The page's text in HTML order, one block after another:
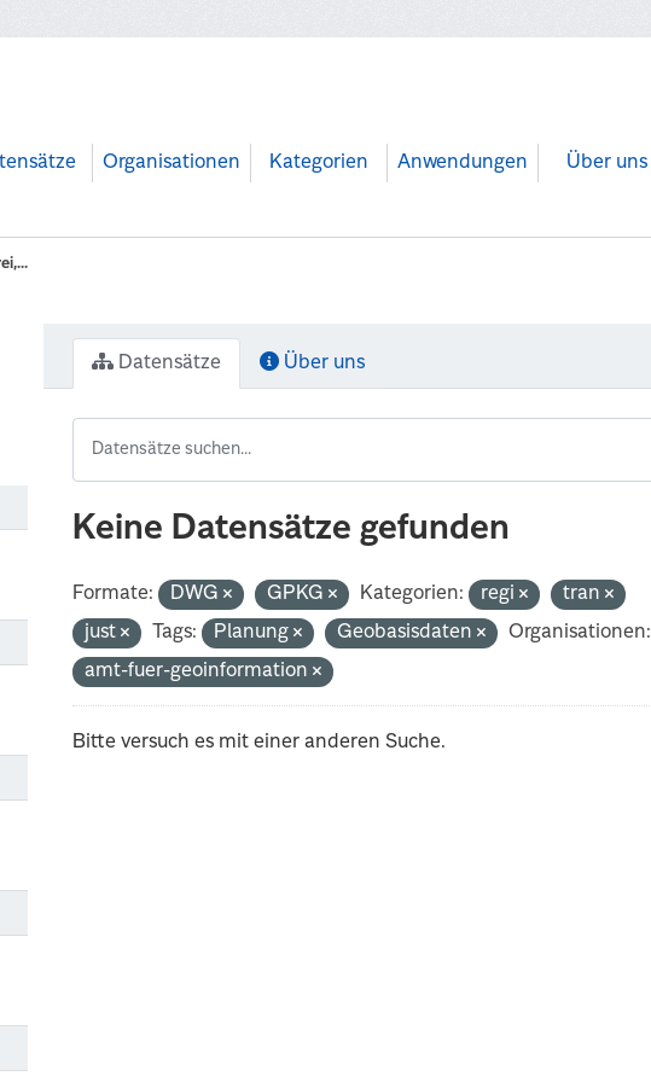
Organisationen Kategorien Anwendungen Über uns
Datensätze Über uns
Keine Datensätze gefunden
Formate: DWG GPKG Kategorien: regi
tran
just
Tags: Planung Geobasisdaten
Organisationen:
amt-fuer-geoinformation
Bitte versuch es mit einer anderen Suche.